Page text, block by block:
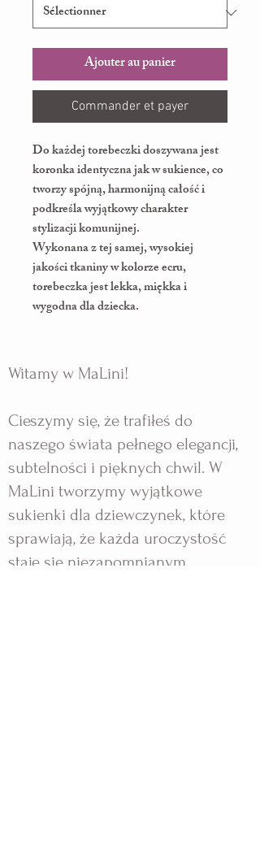
Ajouter au panier
Commander et payer
Do każdej torebeczki doszywana jest
koronka identyczna jak w sukience, co
tworzy spójną, harmonijną całość i
podkreśla wyjątkowy charakter
stylizacji komunijnej.
Wykonana z tej samej, wysokiej
jakości tkaniny w kolorze ecru,
torebeczka jest lekka, miękka i
wygodna dla dziecka.
Witamy w MaLini!
Cieszymy się, że trafiłeś do
naszego świata pełnego elegancji,
subtelności i pięknych chwil. W
MaLini tworzymy wyjątkowe
sukienki dla dziewczynek, które
sprawiają, że każda uroczystość
staje się niezapomnianym